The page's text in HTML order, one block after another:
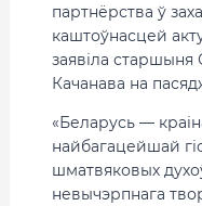
партнёрства ў
каштоўнасцей
заявіла старшыня
Качанава на
«Беларусь —
найбагацейшай
шматвяковых
невычэрпнага